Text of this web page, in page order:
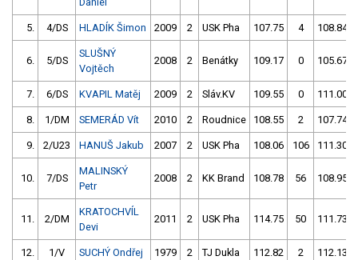
5. 4/DS HLADÍK Šimon 2009 2 USK Pha 107.75 4 108.84
6. 5/DS
SLUŠNÝ
Vojtěch
2008 2 Benátky 109.17 0 105.67
7. 6/DS KVAPIL Matěj 2009 2 Sláv.KV 109.55 0 111.00
8. 1/DM SEMERÁD Vít 2010 2 Roudnice 108.55 2 107.74
9. 2/U23 HANUŠ Jakub 2007 2 USK Pha 108.06 106 111.30
10. 7/DS
MALINSKÝ
Petr
2008 2 KK Brand 108.78 56 108.95
11. 2/DM
KRATOCHVÍL
Devi
2011 2 USK Pha 114.75 50 111.73
12. 1/V SUCHÝ Ondřej 1979 2 TJ Dukla 112.82 2 112.13